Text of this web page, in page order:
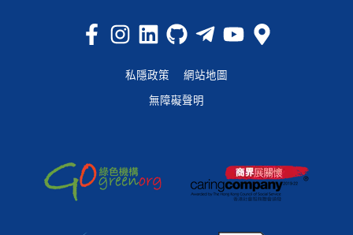
私隱政策
網站地圖
無障礙聲明